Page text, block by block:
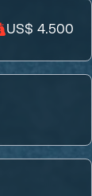
US$ 4.500